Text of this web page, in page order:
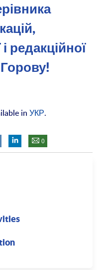
редакційної
inУКР.
0